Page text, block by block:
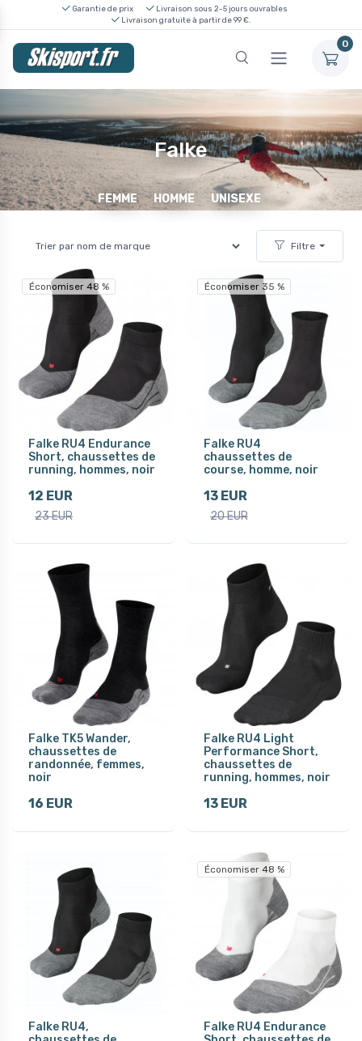
Garantie de prix
Livraison sous 2-5 jours ouvrables
Livraison gratuite à partir de 99 €.
0
Falke
FEMME HOMME UNISEXE
Filtre
Économiser 48 %
Falke RU4 Endurance
Short, chaussettes de
running, hommes, noir
12 EUR
23 EUR
Économiser 35 %
Falke RU4
chaussettes de
course, homme, noir
13 EUR
20 EUR
Falke TK5 Wander,
chaussettes de
randonnée, femmes,
noir
16 EUR
Falke RU4 Light
Performance Short,
chaussettes de
running, hommes, noir
13 EUR
Falke RU4,
Économiser 48 %
Falke RU4 Endurance